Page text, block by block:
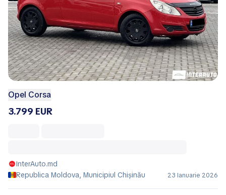
Opel Corsa
3.799 EUR
InterAuto.md
Republica Moldova, Municipiul Chișinău
23 Ianuarie 2026